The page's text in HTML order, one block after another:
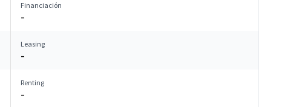
Financiación
–
Leasing
–
Renting
–